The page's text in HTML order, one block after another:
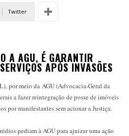
Twitter
A AGU, É GARANTIR
APÓS INVASÕES
por meio da AGU (Advocacia-Geral da
a fazer reintegração de posse de imóveis
por manifestantes sem acionar a Justiça.
pediam à AGU para ajuizar uma ação